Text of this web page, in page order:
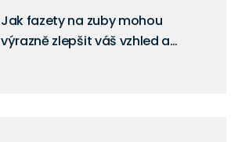
Jak fazety na zuby mohou
výrazně zlepšit váš vzhled a